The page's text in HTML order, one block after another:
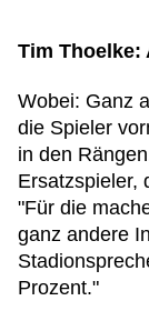
Tim Thoelke:
Wobei: Ganz
die Spieler
in den
Ersatzspieler,
"Für die
ganz andere
Prozent."